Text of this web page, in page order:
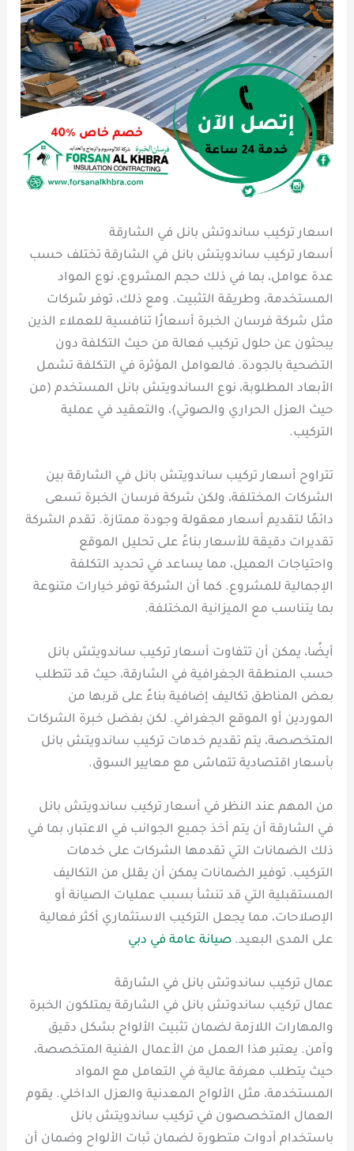
اسعار تركيب ساندوتش بانل في الشارقة
أسعار تركيب ساندويتش بانل في الشارقة تختلف حسب
عدة عوامل، بما في ذلك حجم المشروع، نوع المواد
المستخدمة، وطريقة التثبيت. ومع ذلك، توفر شركات
مثل شركة فرسان الخبرة أسعارًا تنافسية للعملاء الذين
يبحثون عن حلول تركيب فعالة من حيث التكلفة دون
التضحية بالجودة. فالعوامل المؤثرة في التكلفة تشمل
الأبعاد المطلوبة، نوع الساندويتش بانل المستخدم (من
حيث العزل الحراري والصوتي)، والتعقيد في عملية
التركيب.
تتراوح أسعار تركيب ساندويتش بانل في الشارقة بين
الشركات المختلفة، ولكن شركة فرسان الخبرة تسعى
دائمًا لتقديم أسعار معقولة وجودة ممتازة. تقدم الشركة
تقديرات دقيقة للأسعار بناءً على تحليل الموقع
واحتياجات العميل، مما يساعد في تحديد التكلفة
الإجمالية للمشروع. كما أن الشركة توفر خيارات متنوعة
بما يتناسب مع الميزانية المختلفة.
أيضًا، يمكن أن تتفاوت أسعار تركيب ساندويتش بانل
حسب المنطقة الجغرافية في الشارقة، حيث قد تتطلب
بعض المناطق تكاليف إضافية بناءً على قربها من
الموردين أو الموقع الجغرافي. لكن بفضل خبرة الشركات
المتخصصة، يتم تقديم خدمات تركيب ساندويتش بانل
بأسعار اقتصادية تتماشى مع معايير السوق.
من المهم عند النظر في أسعار تركيب ساندويتش بانل
في الشارقة أن يتم أخذ جميع الجوانب في الاعتبار، بما في
ذلك الضمانات التي تقدمها الشركات على خدمات
التركيب. توفير الضمانات يمكن أن يقلل من التكاليف
المستقبلية التي قد تنشأ بسبب عمليات الصيانة أو
الإصلاحات، مما يجعل التركيب الاستثماري أكثر فعالية
على المدى البعيد.صيانة عامة في دبي
عمال تركيب ساندوتش بانل في الشارقة
عمال تركيب ساندوتش بانل في الشارقة يمتلكون الخبرة
والمهارات اللازمة لضمان تثبيت الألواح بشكل دقيق
وآمن. يعتبر هذا العمل من الأعمال الفنية المتخصصة،
حيث يتطلب معرفة عالية في التعامل مع المواد
المستخدمة، مثل الألواح المعدنية والعزل الداخلي. يقوم
العمال المتخصصون في تركيب ساندويتش بانل
باستخدام أدوات متطورة لضمان ثبات الألواح وضمان أن